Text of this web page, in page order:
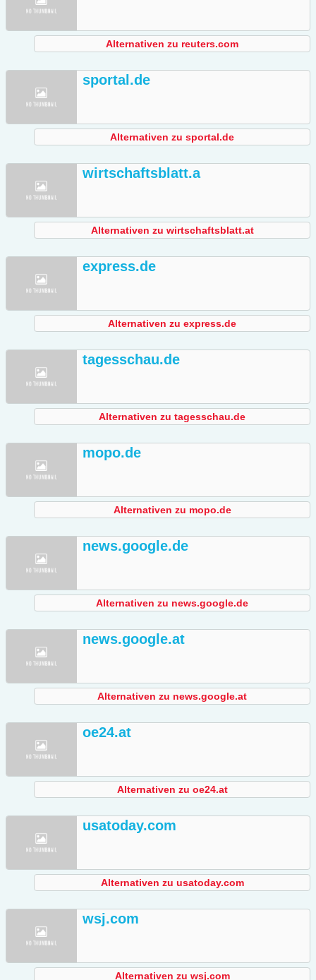
Alternativen zu reuters.com
sportal.de
Alternativen zu sportal.de
wirtschaftsblatt.a
Alternativen zu wirtschaftsblatt.at
express.de
Alternativen zu express.de
tagesschau.de
Alternativen zu tagesschau.de
mopo.de
Alternativen zu mopo.de
news.google.de
Alternativen zu news.google.de
news.google.at
Alternativen zu news.google.at
oe24.at
Alternativen zu oe24.at
usatoday.com
Alternativen zu usatoday.com
wsj.com
Alternativen zu wsj.com